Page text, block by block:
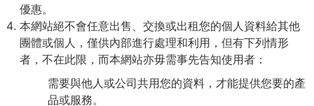
優惠。
本網站絕不會任意出售、交換或出租您的個人資料給其他
團體或個人，僅供內部進行處理和利用，但有下列情形
者，不在此限，而本網站亦毋需事先告知使用者：
需要與他人或公司共用您的資料，才能提供您要的產
品或服務。